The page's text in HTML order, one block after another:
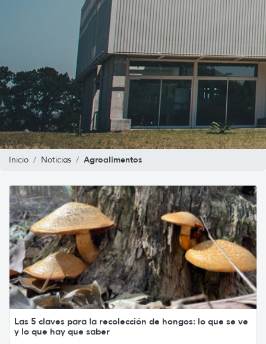
Inicio Noticias Agroalimentos
Las 5 claves para la recolección de hongos: lo que se ve
y lo que hay que saber